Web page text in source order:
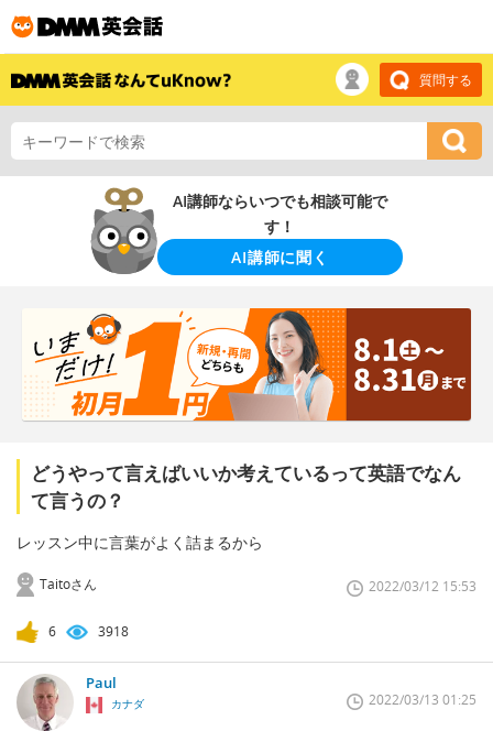
質問する
AI講師ならいつでも相談可能で
す！
AI講師に聞く
どうやって言えばいいか考えているって英語でなん
て言うの？
レッスン中に言葉がよく詰まるから
Taitoさん 2022/03/12 15:53
6 3918
Paul
カナダ 2022/03/13 01:25